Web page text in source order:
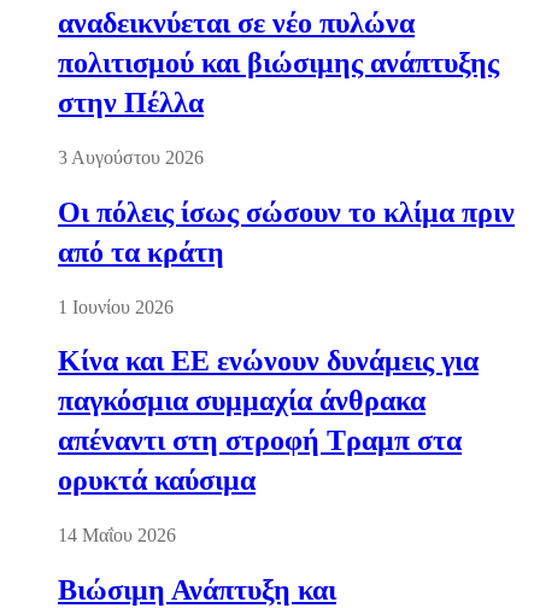
αναδεικνύεται σε νέο πυλώνα
πολιτισμού και βιώσιμης ανάπτυξης
στην Πέλλα
3 Αυγούστου 2026
Οι πόλεις ίσως σώσουν το κλίμα πριν
από τα κράτη
1 Ιουνίου 2026
Κίνα και ΕΕ ενώνουν δυνάμεις για
παγκόσμια συμμαχία άνθρακα
απέναντι στη στροφή Τραμπ στα
ορυκτά καύσιμα
14 Μαΐου 2026
Βιώσιμη Ανάπτυξη και